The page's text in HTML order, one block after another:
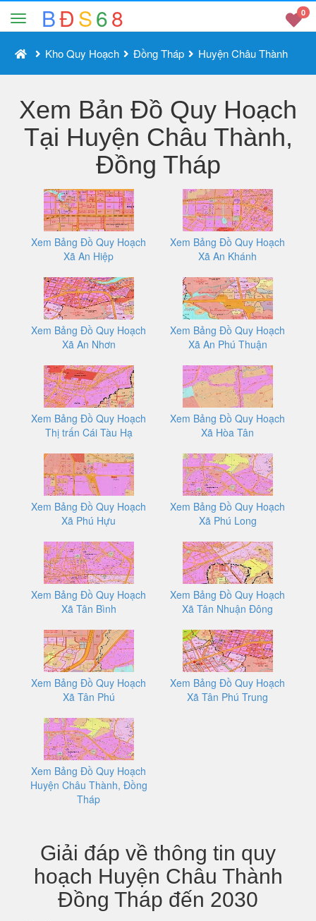
BĐS68 0
Kho Quy Hoạch Đồng Tháp Huyện Châu Thành
Xem Bản Đồ Quy Hoạch
Tại Huyện Châu Thành,
Đồng Tháp
Xem Bảng Đồ Quy Hoạch
Xã An Hiệp
Xem Bảng Đồ Quy Hoạch
Xã An Khánh
Xem Bảng Đồ Quy Hoạch
Xã An Nhơn
Xem Bảng Đồ Quy Hoạch
Xã An Phú Thuận
Xem Bảng Đồ Quy Hoạch
Thị trấn Cái Tàu Hạ
Xem Bảng Đồ Quy Hoạch
Xã Hòa Tân
Xem Bảng Đồ Quy Hoạch
Xã Phú Hựu
Xem Bảng Đồ Quy Hoạch
Xã Phú Long
Xem Bảng Đồ Quy Hoạch
Xã Tân Bình
Xem Bảng Đồ Quy Hoạch
Xã Tân Nhuận Đông
Xem Bảng Đồ Quy Hoạch
Xã Tân Phú
Xem Bảng Đồ Quy Hoạch
Xã Tân Phú Trung
Xem Bảng Đồ Quy Hoạch
Huyện Châu Thành, Đồng
Tháp
Giải đáp về thông tin quy
hoạch Huyện Châu Thành
Đồng Tháp đến 2030